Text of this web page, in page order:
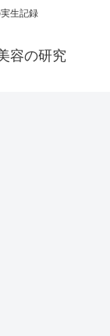
生記録
容の研究